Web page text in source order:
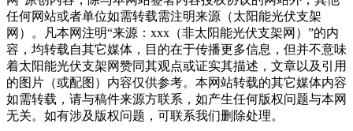
任何网站或者单位如需转载需注明来源（太阳能光伏支架
网）。凡本网注明“来源：xxx（非太阳能光伏支架网）”的内
容，均转载自其它媒体，目的在于传播更多信息，但并不意味
着太阳能光伏支架网赞同其观点或证实其描述，文章以及引用
的图片（或配图）内容仅供参考。本网站转载的其它媒体内容
如需转载，请与稿件来源方联系，如产生任何版权问题与本网
无关。如有涉及版权问题，可联系我们删除处理。